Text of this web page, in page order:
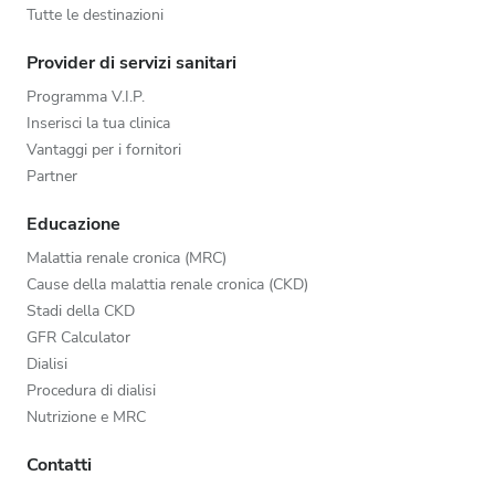
Tutte le destinazioni
Provider di servizi sanitari
Programma V.I.P.
Inserisci la tua clinica
Vantaggi per i fornitori
Partner
Educazione
Malattia renale cronica (MRC)
Cause della malattia renale cronica (CKD)
Stadi della CKD
GFR Calculator
Dialisi
Procedura di dialisi
Nutrizione e MRC
Contatti